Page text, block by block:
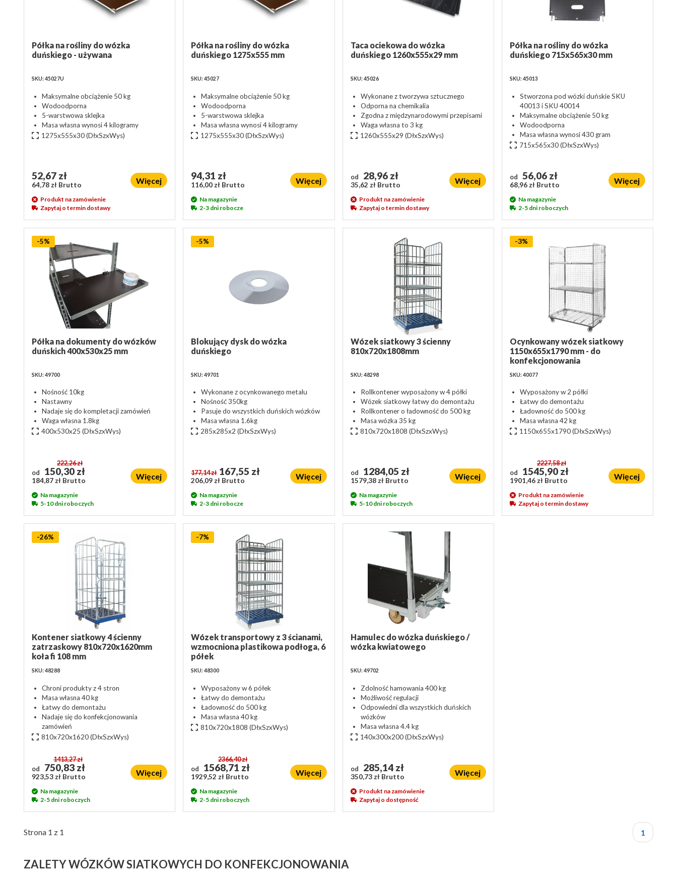
Półka na rośliny do wózka
duńskiego - używana
SKU: 45027U
Maksymalne obciążenie 50 kg
Wodoodporna
5-warstwowa sklejka
Masa własna wynosi 4 kilogramy
1275x555x30(DłxSzxWys)
52,67 zł
64,78 zł Brutto Więcej
Produkt na zamówienie
Zapytaj o termin dostawy
Półka na rośliny do wózka
duńskiego 1275x555 mm
SKU: 45027
Maksymalne obciążenie 50 kg
Wodoodporna
5-warstwowa sklejka
Masa własna wynosi 4 kilogramy
1275x555x30(DłxSzxWys)
94,31 zł
116,00 zł Brutto Więcej
Na magazynie
2-3 dni robocze
Taca ociekowa do wózka
duńskiego 1260x555x29 mm
SKU: 45026
Wykonane z tworzywa sztucznego
Odporna na chemikalia
Zgodna z międzynarodowymi przepisami
Waga własna to 3 kg
1260x555x29 (DłxSzxWys)
od 28,96 zł
35,62 zł Brutto Więcej
Produkt na zamówienie
Zapytaj o termin dostawy
Półka na rośliny do wózka
duńskiego 715x565x30 mm
SKU: 45013
Stworzona pod wózki duńskie SKU
40013 i SKU 40014
Maksymalne obciążenie 50 kg
Wodoodporna
Masa własna wynosi 430 gram
715x565x30(DłxSzxWys)
od 56,06 zł
68,96 zł Brutto Więcej
Na magazynie
2-5 dni roboczych
-5%
Półka na dokumenty do wózków
duńskich 400x530x25 mm
SKU: 49700
Nośność 10kg
Nastawny
Nadaje się do kompletacji zamówień
Waga własna 1.8kg
400x530x25 (DłxSzxWys)
od
222,26 zł
150,30 zł
184,87 zł Brutto Więcej
Na magazynie
5-10 dni roboczych
-5%
Blokujący dysk do wózka
duńskiego
SKU: 49701
Wykonane z ocynkowanego metalu
Nośność 350kg
Pasuje do wszystkich duńskich wózków
Masa własna 1.6kg
285x285x2 (DłxSzxWys)
177,14 zł 167,55 zł
206,09 zł Brutto Więcej
Na magazynie
2-3 dni robocze
Wózek siatkowy 3 ścienny
810x720x1808mm
SKU: 48298
Rollkontener wyposażony w 4 półki
Wózek siatkowy łatwy do demontażu
Rollkontener o ładowność do 500 kg
Masa wózka 35 kg
810x720x1808 (DłxSzxWys)
od 1284,05 zł
1579,38 zł Brutto Więcej
Na magazynie
5-10 dni roboczych
-3%
Ocynkowany wózek siatkowy
1150x655x1790 mm - do
konfekcjonowania
SKU: 40077
Wyposażony w 2 półki
Łatwy do demontażu
Ładowność do 500 kg
Masa własna 42 kg
1150x655x1790(DłxSzxWys)
od
2227,58 zł
1545,90 zł
1901,46 zł Brutto Więcej
Produkt na zamówienie
Zapytaj o termin dostawy
-26%
Kontener siatkowy 4 ścienny
zatrzaskowy 810x720x1620mm
koła fi 108 mm
SKU: 48288
Chroni produkty z 4 stron
Masa własna 40 kg
Łatwy do demontażu
Nadaje się do konfekcjonowania
zamówień
810x720x1620(DłxSzxWys)
od
1413,27 zł
750,83 zł
923,53 zł Brutto Więcej
Na magazynie
2-5 dni roboczych
-7%
Wózek transportowy z 3 ścianami,
wzmocniona plastikowa podłoga, 6
półek
SKU: 48300
Wyposażony w 6 półek
Łatwy do demontażu
Ładowność do 500 kg
Masa własna 40 kg
810x720x1808 (DłxSzxWys)
od
2366,40 zł
1568,71 zł
1929,52 zł Brutto Więcej
Na magazynie
2-5 dni roboczych
Hamulec do wózka duńskiego /
wózka kwiatowego
SKU: 49702
Zdolność hamowania 400 kg
Możliwość regulacji
Odpowiedni dla wszystkich duńskich
wózków
Masa własna 4.4 kg
140x300x200(DłxSzxWys)
od 285,14 zł
350,73 zł Brutto Więcej
Produkt na zamówienie
Zapytaj o dostępność
Strona 1 z 1 1
ZALETY WÓZKÓW SIATKOWYCH DO KONFEKCJONOWANIA